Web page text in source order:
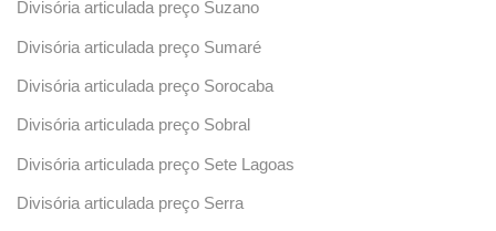
Divisória articulada preço Suzano
Divisória articulada preço Sumaré
Divisória articulada preço Sorocaba
Divisória articulada preço Sobral
Divisória articulada preço Sete Lagoas
Divisória articulada preço Serra